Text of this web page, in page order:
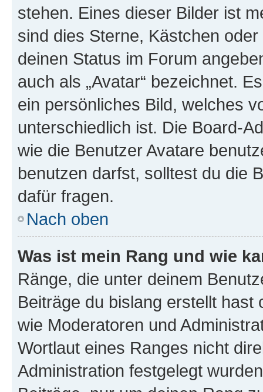
stehen. Eines dieser Bilder ist
sind dies Sterne, Kästchen
deinen Status im Forum
auch als „Avatar“ bezeichnet.
ein persönliches Bild, welches
unterschiedlich ist. Die Board-
wie die Benutzer Avatare
benutzen darfst, solltest du die
dafür fragen.
Nach oben
Was ist mein Rang und wie
Ränge, die unter deinem
Beiträge du bislang erstellt
wie Moderatoren und
Wortlaut eines Ranges nicht
Administration festgelegt